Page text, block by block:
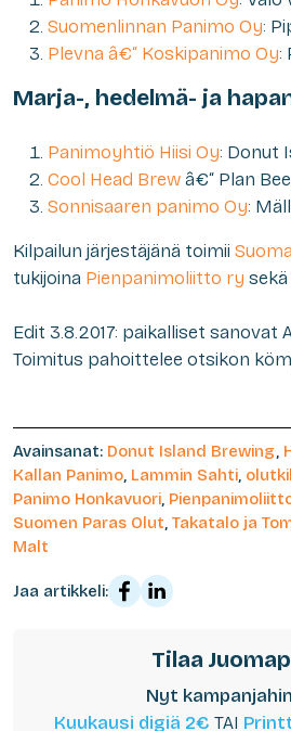
Suomenlinnan Panimo Oy:
Plevna â€“ Koskipanimo Oy:
Marja-, hedelmä- ja
Panimoyhtiö Hiisi Oy: Donut
Cool Head Brewâ€“ Plan
Sonnisaaren panimo Oy:
Kilpailun järjestäjänä toimii
tukijoina Pienpanimoliitto ry sekä
Edit 3.8.2017: paikalliset sanovat
Toimitus pahoittelee otsikon
Avainsanat: Donut Island Brewing,
Kallan Panimo, Lammin Sahti,
Panimo Honkavuori,
Suomen Paras Olut, Takatalo ja
Malt
Jaa artikkeli:
Tilaa
Nyt
Kuukausi digiä 2€ TAI